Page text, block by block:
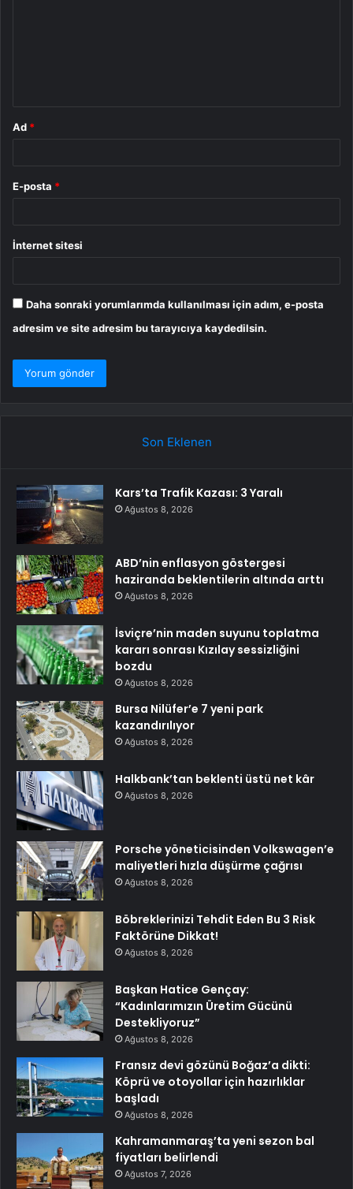
Ad *
E-posta *
İnternet sitesi
Daha sonraki yorumlarımda kullanılması için adım, e-posta
adresim ve site adresim bu tarayıcıya kaydedilsin.
Son Eklenen
Kars’ta Trafik Kazası: 3 Yaralı
Ağustos 8, 2026
ABD’nin enflasyon göstergesi
haziranda beklentilerin altında arttı
Ağustos 8, 2026
İsviçre’nin maden suyunu toplatma
kararı sonrası Kızılay sessizliğini
bozdu
Ağustos 8, 2026
Bursa Nilüfer’e 7 yeni park
kazandırılıyor
Ağustos 8, 2026
Halkbank’tan beklenti üstü net kâr
Ağustos 8, 2026
Porsche yöneticisinden Volkswagen’e
maliyetleri hızla düşürme çağrısı
Ağustos 8, 2026
Böbreklerinizi Tehdit Eden Bu 3 Risk
Faktörüne Dikkat!
Ağustos 8, 2026
Başkan Hatice Gençay:
“Kadınlarımızın Üretim Gücünü
Destekliyoruz”
Ağustos 8, 2026
Fransız devi gözünü Boğaz’a dikti:
Köprü ve otoyollar için hazırlıklar
başladı
Ağustos 8, 2026
Kahramanmaraş’ta yeni sezon bal
fiyatları belirlendi
Ağustos 7, 2026